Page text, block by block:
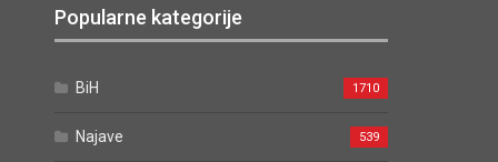
Popularne kategorije
BiH 1710
Najave 539